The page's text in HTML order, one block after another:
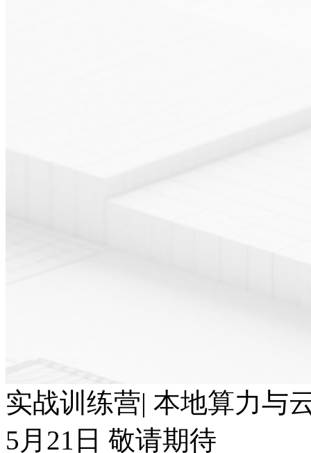
实战训练营| 本地算力与云
5月21日 敬请期待